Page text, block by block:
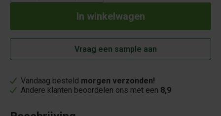
Vraag een sample aan
Vandaag besteld morgen verzonden!
Andere klanten beoordelen ons met een 8,9